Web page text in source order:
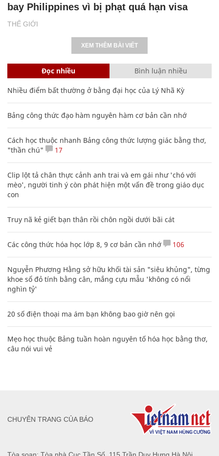
THẾ GIỚI
bay Philippines vì bị phạt quá hạn visa
XEM THÊM BÀI VIẾT
Đọc nhiều Bình luận nhiều
Nhiều điểm bất thường ở bằng đại học của Lý Nhã Kỳ
Bảng công thức đạo hàm nguyên hàm cơ bản cần nhớ
Cách học thuộc nhanh Bảng công thức lượng giác bằng thơ,
"thần chú"
17
Clip lột tả chân thực cảnh anh trai và em gái như 'chó với
mèo', người tinh ý còn phát hiện một vấn đề trong giáo dục
con
Truy nã kẻ giết bạn thân rồi chôn ngồi dưới bãi cát
Các công thức hóa học lớp 8, 9 cơ bản cần nhớ 106
Nguyễn Phương Hằng sở hữu khối tài sản "siêu khủng", từng
khoe sổ đỏ tính bằng cân, mắng cựu mẫu 'không có nổi
nghìn tỷ'
20 số điện thoại ma ám bạn không bao giờ nên gọi
Mẹo học thuộc Bảng tuần hoàn nguyên tố hóa học bằng thơ,
câu nói vui vẻ
CHUYÊN TRANG CỦA BÁO